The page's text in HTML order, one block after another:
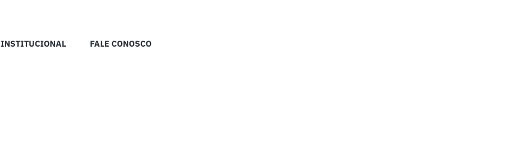
INSTITUCIONAL FALE CONOSCO